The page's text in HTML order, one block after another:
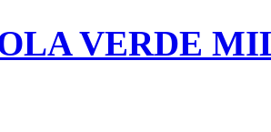
VERDE